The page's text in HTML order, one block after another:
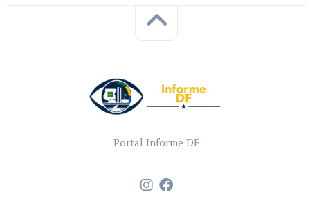
Portal Informe DF